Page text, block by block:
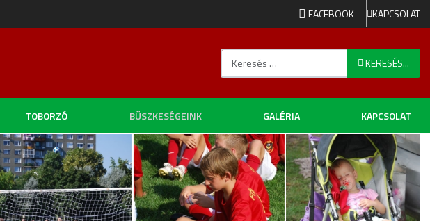
FACEBOOK KAPCSOLAT
Keresés...
KERESÉS...
TOBORZÓ BÜSZKESÉGEINK GALÉRIA KAPCSOLAT